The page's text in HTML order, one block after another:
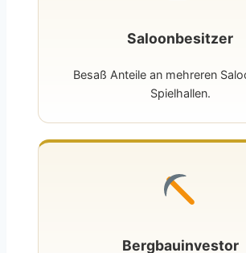
Saloonbesitzer
Besaß Anteile an mehreren
Spielhallen.
Bergbauinvestor